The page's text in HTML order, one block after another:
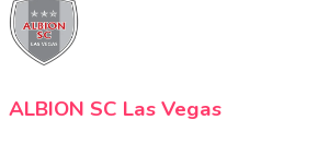
ALBION SC Las Vegas